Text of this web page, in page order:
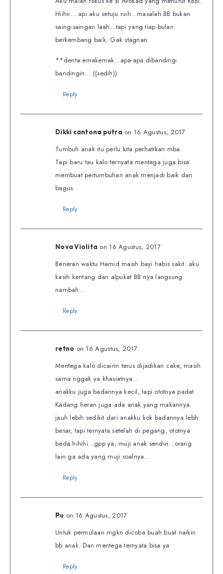
Hiihii….api aku setuju niih…masalah BB bukan
saing-saingan laah…tapi yang tiap bulan
berkembang baik. Gak stagnan.
**derita emakemak…apa-apa dibanding-
bandingin….((sedih)).
Reply
Dikki cantona putra on 16 Agustus, 2017
Tumbuh anak itu perlu kita perhatikan mba
Tapi baru tau kalo ternyata mentega juga bisa
membuat pertumbuhan anak menjadi baik dan
bagus.
Reply
Nova Violita on 16 Agustus, 2017
Beneran waktu Hamid masih bayi habis sakit..aku
kasih kentang dan alpukat BB nya langsung
nambah…
Reply
retno on 16 Agustus, 2017
Mentega kalo dicairin terus dijadikan cake, masih
sama nggak ya khasiatnya…
anakku juga badannya kecil, tapi ototnya padat.
Kadang heran juga ada anak yang makannya
jauh lebih sedikit dari anakku kok badannya lebh
besar, tapi ternyata setelah di pegang, ototnya
beda hihihi…gpp ya, muji anak sendiri…orang
lain ga ada yang muji soalnya…
Reply
Pu on 16 Agustus, 2017
Untuk permulaan mgkn dicoba buah buat naikin
bb anak. Dan mentega ternyata bisa ya
Reply